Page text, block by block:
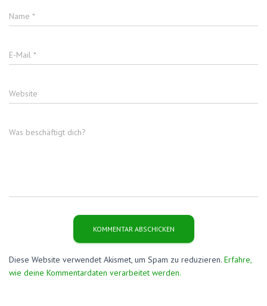
Name *
E-Mail *
Website
Was beschäftigt dich?
Diese Website verwendet Akismet, um Spam zu reduzieren. Erfahre,
wie deine Kommentardaten verarbeitet werden.